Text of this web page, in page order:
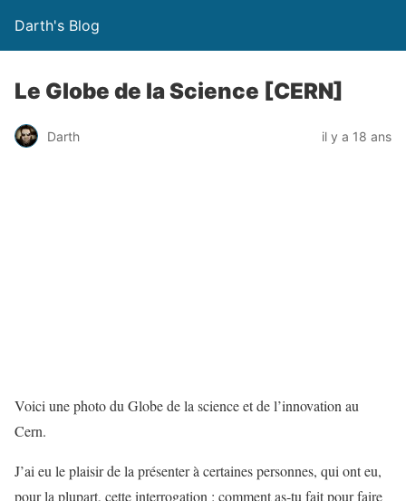
Darth's Blog
Le Globe de la Science [CERN]
Darth il y a 18 ans
Voici une photo du Globe de la science et de l’innovation au
Cern.
J’ai eu le plaisir de la présenter à certaines personnes, qui ont eu,
pour la plupart, cette interrogation : comment as-tu fait pour faire